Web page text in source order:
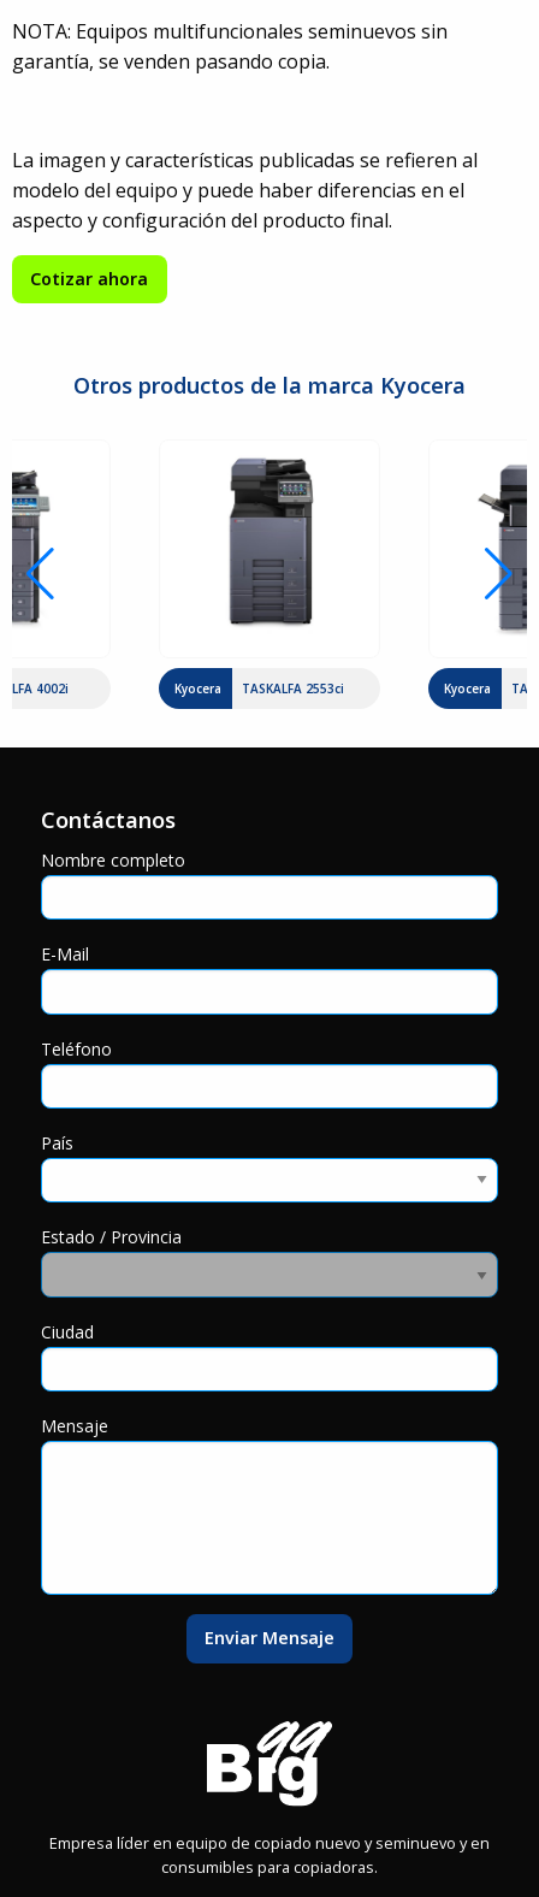
NOTA: Equipos multifuncionales seminuevos sin
garantía, se venden pasando copia.
La imagen y características publicadas se refieren al
modelo del equipo y puede haber diferencias en el
aspecto y configuración del producto final.
Cotizar ahora
Otros productos de la marca Kyocera
4002i Kyocera TASKALFA 2553ci Kyocera
Empresa líder en equipo de copiado nuevo y seminuevo y en
consumibles para copiadoras.
Contáctanos
Nombre completo
E-Mail
Teléfono
País
Estado / Provincia
Ciudad
Mensaje
Enviar Mensaje